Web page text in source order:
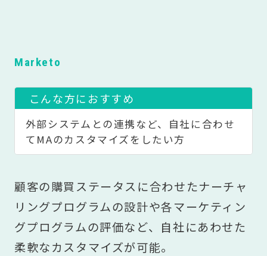
Marketo
こんな方におすすめ
外部システムとの連携など、 自社に合わせ
てMAのカスタマイズをしたい方
顧客の購買ステータスに合わせたナーチャ
リングプログラムの設計や各マーケティン
グプログラムの評価など、自社にあわせた
柔軟なカスタマイズが可能。